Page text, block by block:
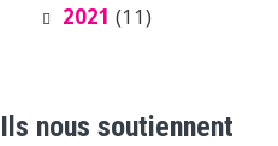
2021 (11)
Ils nous soutiennent